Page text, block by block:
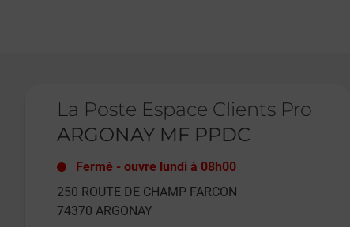
La Poste Espace Clients Pro
ARGONAY MF PPDC
Fermé - ouvre lundi à 08h00
250 ROUTE DE CHAMP FARCON
74370 ARGONAY